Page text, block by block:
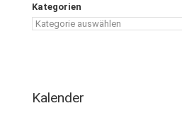
Kategorien
Kalender